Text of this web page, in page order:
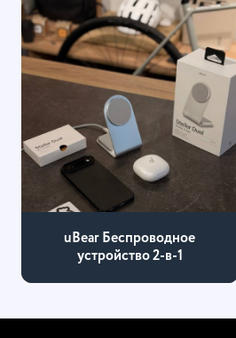
uBear Беспроводное
устройство 2-в-1